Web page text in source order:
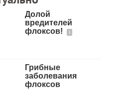
Долой
вредителей
флоксов!
1
Грибные
заболевания
флоксов